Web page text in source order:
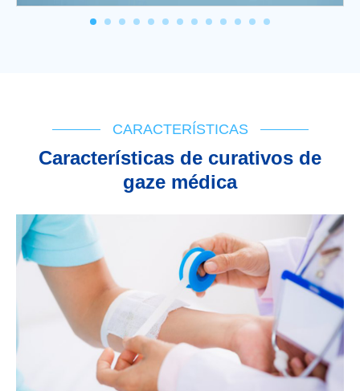
CARACTERÍSTICAS
Características de curativos de
gaze médica